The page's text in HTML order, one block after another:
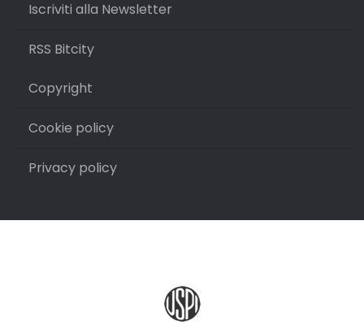
Iscriviti alla Newsletter
RSS Bitcity
Copyright
Cookie policy
Privacy policy